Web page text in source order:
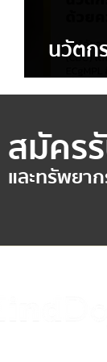
นวัตก
ความ
สมัคร
และทรัพยา